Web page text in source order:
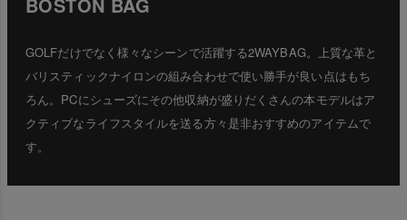
GOLFだけでなく様々なシーンで活躍する2WAYBAG。上質な革と
バリスティックナイロンの組み合わせで使い勝手が良い点はもち
ろん。PCにシューズにその他収納が盛りだくさんの本モデルはア
クティブなライフスタイルを送る方々是非おすすめのアイテムで
す。